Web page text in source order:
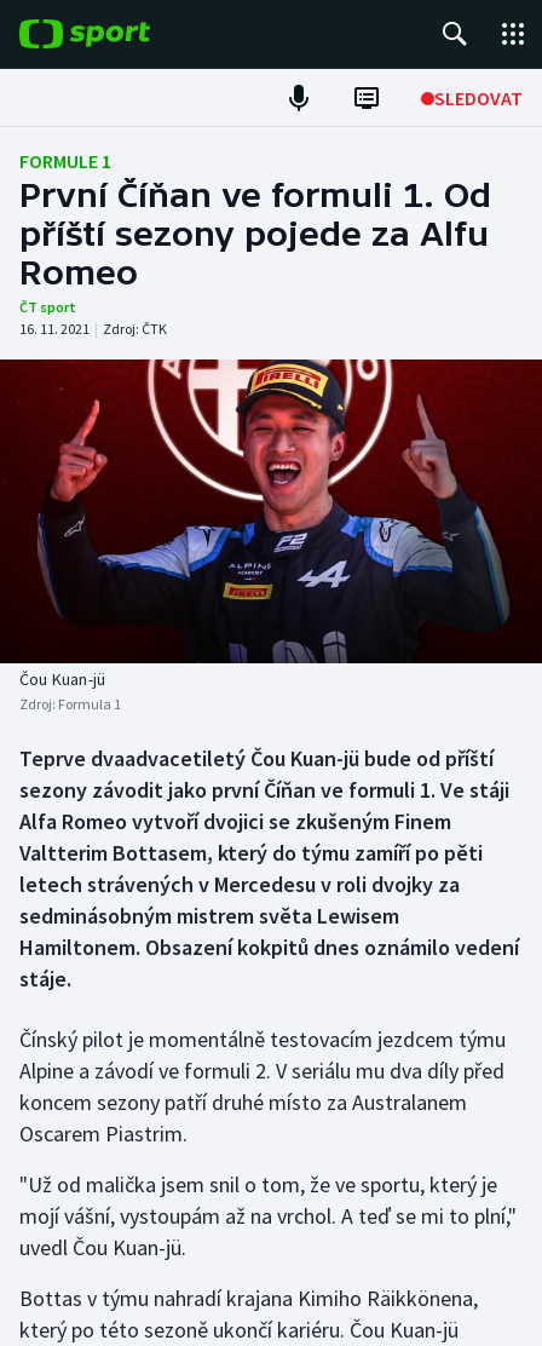
SLEDOVAT
Fotbal
Hokej
Tenis
Atletika
Cyklistika
DALŠÍ SPORTY
Americký fotbal
Baseball a softbal
Basketbal
Biatlon
Box
Curling
Dostihy
Florbal
Futsal
Golf
Gymnastika
Házená
Jezdectví
Judo
NEPŘEHLÉDNĚTE
Soutěže
Historické návraty
Aplikace ČT sport
FORMULE 1
První Číňan ve formuli 1. Od
příští sezony pojede za Alfu
Romeo
ČT sport
16. 11. 2021 | Zdroj: ČTK
Čou Kuan-jü
Zdroj: Formula 1
Teprve dvaadvacetiletý Čou Kuan-jü bude od příští
sezony závodit jako první Číňan ve formuli 1. Ve stáji
Alfa Romeo vytvoří dvojici se zkušeným Finem
Valtterim Bottasem, který do týmu zamíří po pěti
letech strávených v Mercedesu v roli dvojky za
sedminásobným mistrem světa Lewisem
Hamiltonem. Obsazení kokpitů dnes oznámilo vedení
stáje.
Čínský pilot je momentálně testovacím jezdcem týmu
Alpine a závodí ve formuli 2. V seriálu mu dva díly před
koncem sezony patří druhé místo za Australanem
Oscarem Piastrim.
"Už od malička jsem snil o tom, že ve sportu, který je
mojí vášní, vystoupám až na vrchol. A teď se mi to plní,"
uvedl Čou Kuan-jü.
Bottas v týmu nahradí krajana Kimiho Räikkönena,
který po této sezoně ukončí kariéru. Čou Kuan-jü